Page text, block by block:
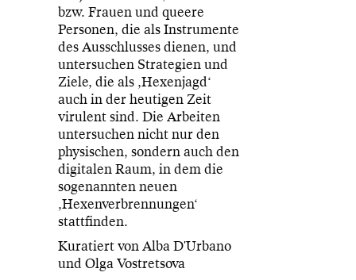
bzw. Frauen und queere
Personen, die als Instrumente
des Ausschlusses dienen, und
untersuchen Strategien und
Ziele, die als ‚Hexenjagd‘
auch in der heutigen Zeit
virulent sind. Die Arbeiten
untersuchen nicht nur den
physischen, sondern auch den
digitalen Raum, in dem die
sogenannten neuen
‚Hexenverbrennungen‘
stattfinden.
Kuratiert von Alba D'Urbano
und Olga Vostretsova